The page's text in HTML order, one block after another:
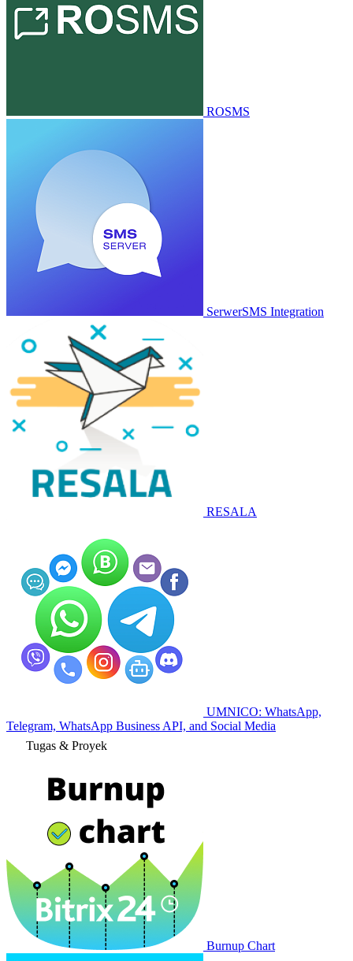
ROSMS
SerwerSMS Integration
RESALA
UMNICO: WhatsApp,
Telegram, WhatsApp Business API, and Social Media
Tugas & Proyek
Burnup Chart